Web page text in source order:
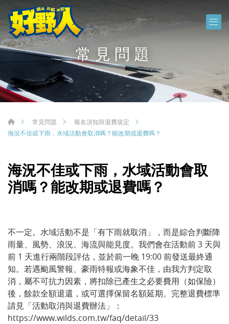
常見問題
常見問題
報名須知與退費規定
海況不佳或下雨，水域活動會取消嗎？能改期或退費嗎？
海況不佳或下雨，水域活動會取
消嗎？能改期或退費嗎？
不一定。水域活動不是「有下雨就取消」，而是綜合判斷降
雨量、風勢、浪況、海流與能見度。我們會在活動前 3 天與
前 1 天進行兩階段評估，並於前一晚 19:00 前發送最終通
知。若遇颱風警報、豪雨特報或海象不佳，由我方判定取
消，屬不可抗力因素，將扣除已產生之必要費用（如保險）
後，餘款全額退還，或可選擇保留名額延期。完整退費標準
請見「活動取消與退費辦法」：
https://www.wilds.com.tw/faq/detail/33